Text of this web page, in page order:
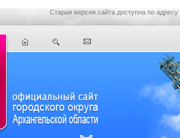
Старая версия сайта доступна по адресу